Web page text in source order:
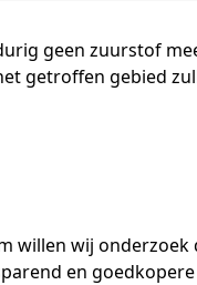
geen zuurstof
getroffen gebied
willen wij onderzoek
en